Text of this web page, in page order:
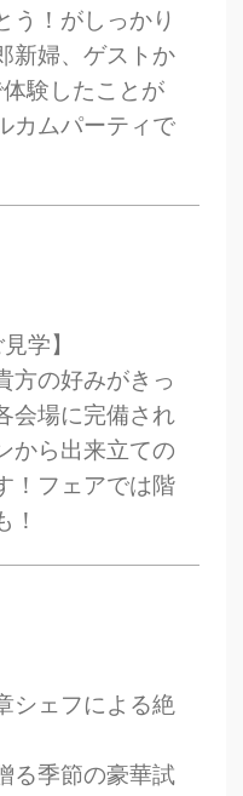
う！がしっかり
新婦、ゲストか
験したことが
カムパーティで
学】
方の好みがきっ
会場に完備され
から出来立ての
！フェアでは階
！
シェフによる絶
る季節の豪華試
548